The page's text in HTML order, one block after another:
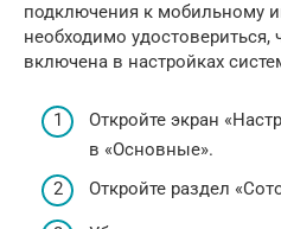
подключения к мобильному
необходимо удостовериться,
включена в настройках
Откройте экран
в «Основные».
Откройте раздел